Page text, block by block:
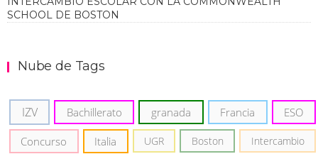
SCHOOL DE BOSTON
Nube de Tags
IZV Bachillerato granada Francia ESO
Concurso Italia UGR Boston Intercambio